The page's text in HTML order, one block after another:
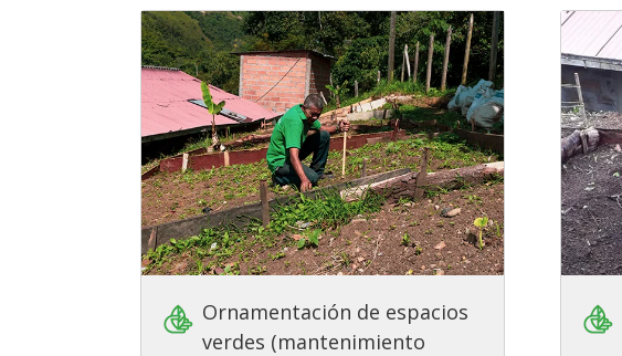
Ornamentación de espacios
verdes (mantenimiento